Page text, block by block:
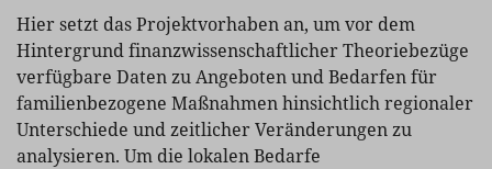
Hier setzt das Projektvorhaben an, um vor dem
Hintergrund finanzwissenschaftlicher Theoriebezüge
verfügbare Daten zu Angeboten und Bedarfen für
familienbezogene Maßnahmen hinsichtlich regionaler
Unterschiede und zeitlicher Veränderungen zu
analysieren. Um die lokalen Bedarfe